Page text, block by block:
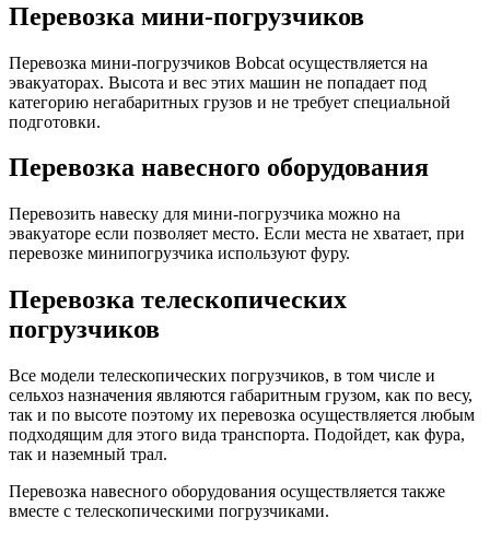
Перевозка мини-погрузчиков
Перевозка мини-погрузчиков Bobcat осуществляется на
эвакуаторах. Высота и вес этих машин не попадает под
категорию негабаритных грузов и не требует специальной
подготовки.
Перевозка навесного оборудования
Перевозить навеску для мини-погрузчика можно на
эвакуаторе если позволяет место. Если места не хватает, при
перевозке минипогрузчика используют фуру.
Перевозка телескопических
погрузчиков
Все модели телескопических погрузчиков, в том числе и
сельхоз назначения являются габаритным грузом, как по весу,
так и по высоте поэтому их перевозка осуществляется любым
подходящим для этого вида транспорта. Подойдет, как фура,
так и наземный трал.
Перевозка навесного оборудования осуществляется также
вместе с телескопическими погрузчиками.